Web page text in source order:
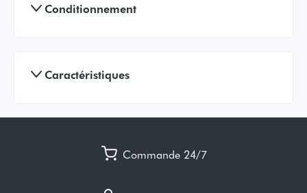
Conditionnement
Caractéristiques
Commande 24/7